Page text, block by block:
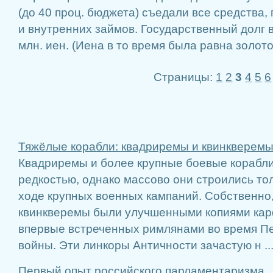
(до 40 проц. бюджета) съедали все
и внутренних займов. Государственный долг
млн. иен. (Иена в то время была равна
Страницы: 1 2 3 4 5 6
Тяжёлые корабли: квадриремы и
Квадриремы и более крупные боевые
редкостью, однако массово они строились
ходе крупных военных кампаний.
квинкверемы были улучшенными копиями
впервые встреченных римлянами во время
войны. Эти линкоры Античности зачастую н ...